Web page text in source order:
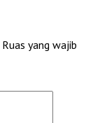
Ruas yang wajib